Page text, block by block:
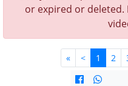
or expired or deleted.
« < 1 2